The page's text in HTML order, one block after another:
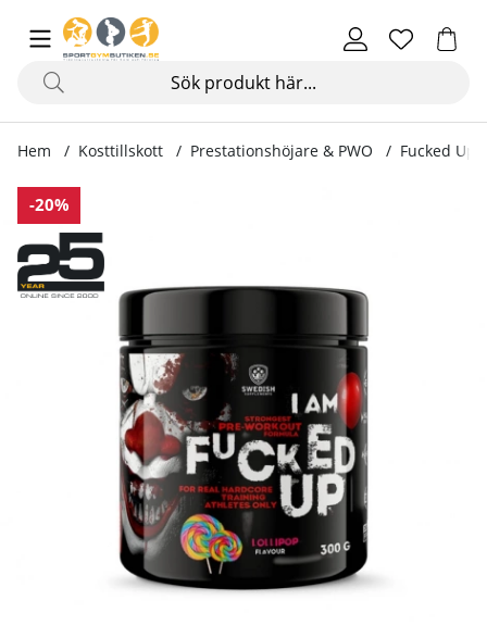
Hem Kosttillskott Prestationshöjare & PWO Fucked Up
-20%
Produktbilder Fucked Up Joker Edition, 300 g